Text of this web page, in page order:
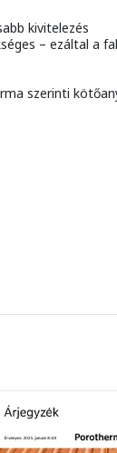
kivitelezés
– ezáltal a
szerinti